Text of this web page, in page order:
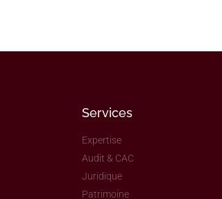
Services
Expertise
Audit & CAC
Juridique
Patrimoine